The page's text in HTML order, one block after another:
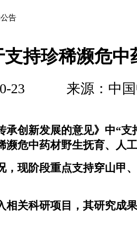
告
持珍稀濒危
10-23 来源：中
创新发展的意见》中“
危中药材野生抚育、人
现阶段重点支持穿山甲
关科研项目，其研究成